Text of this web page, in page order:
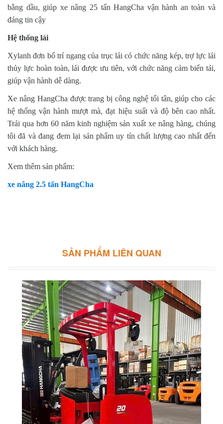
bằng dầu, giúp xe nâng 25 tấn HangCha vận hành an toàn và
đáng tin cậy
Hệ thống lái
Xylanh đơn bố trí ngang của trục lái có chức năng kép, trợ lực lái
thủy lực hoàn toàn, lái được ưu tiên, với chức năng cảm biến tải,
giúp vận hành dễ dàng.
Xe nâng HangCha được trang bị công nghệ tối tân, giúp cho các
hệ thống vận hành mượt mà, đạt hiệu suất và độ bên cao nhất.
Trải qua hơn 60 năm kinh nghiệm sản xuất xe nâng hàng, chúng
tôi đã và đang đem lại sản phẩm uy tín chất lượng cao nhất đến
với khách hàng.
Xem thêm sản phẩm:
xe nâng 2.5 tấn HangCha
SẢN PHẨM LIÊN QUAN